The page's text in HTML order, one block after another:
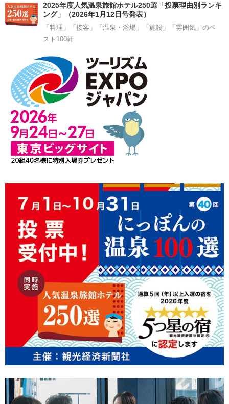
2025年度人気温泉旅館ホテル250選「投票理由別ランキ
ング」（2026年1月12日号発表）
「料理」「接客」「温泉・浴場」「施設」「雰囲気」のベ
スト100軒